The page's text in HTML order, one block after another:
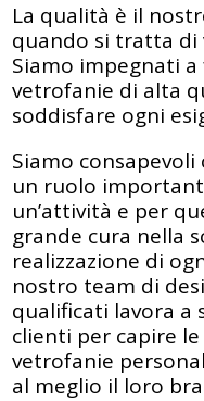
La qualità è il
quando si tratta di
Siamo impegnati
vetrofanie di alta
soddisfare ogni
Siamo
un ruolo
un’attività e per
grande cura nella
realizzazione di
nostro team di
qualificati lavora
clienti per capire
vetrofanie
al meglio il loro